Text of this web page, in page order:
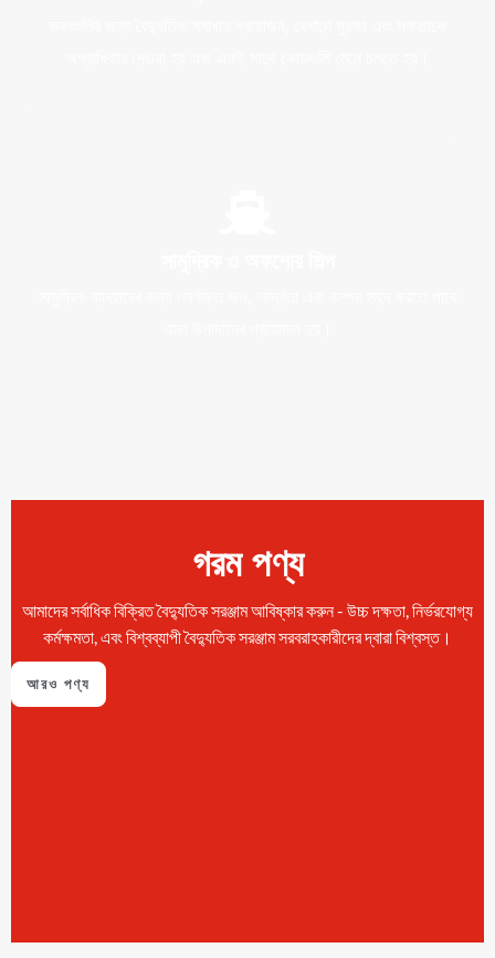
গরম পণ্য
আমাদের সর্বাধিক বিক্রিত বৈদ্যুতিক সরঞ্জাম আবিষ্কার করুন - উচ্চ দক্ষতা, নির্ভরযোগ্য
কর্মক্ষমতা, এবং বিশ্বব্যাপী বৈদ্যুতিক সরঞ্জাম সরবরাহকারীদের দ্বারা বিশ্বস্ত।
আরও পণ্য